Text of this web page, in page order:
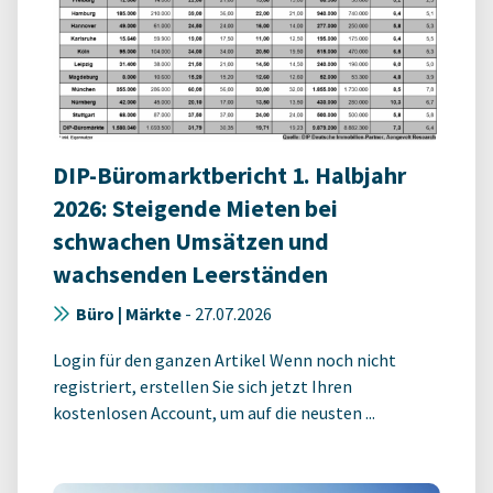
DIP-Büromarktbericht 1. Halbjahr
2026: Steigende Mieten bei
schwachen Umsätzen und
wachsenden Leerständen
Büro | Märkte - 27.07.2026
Login für den ganzen Artikel Wenn noch nicht
registriert, erstellen Sie sich jetzt Ihren
kostenlosen Account, um auf die neusten ...